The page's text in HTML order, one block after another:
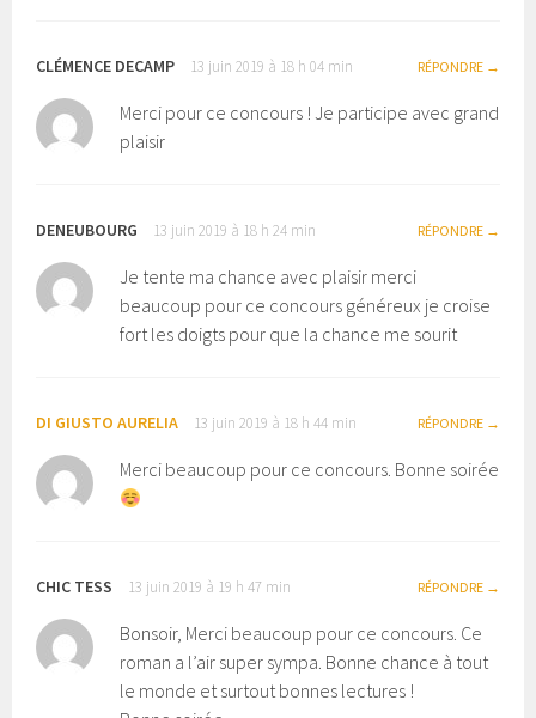
CLÉMENCE DECAMP 13 juin 2019 à 18 h 04 min RÉPONDRE
Merci pour ce concours ! Je participe avec grand
plaisir
DENEUBOURG 13 juin 2019 à 18 h 24 min RÉPONDRE
Je tente ma chance avec plaisir merci
beaucoup pour ce concours généreux je croise
fort les doigts pour que la chance me sourit
DI GIUSTO AURELIA 13 juin 2019 à 18 h 44 min RÉPONDRE
Merci beaucoup pour ce concours. Bonne soirée
CHIC TESS 13 juin 2019 à 19 h 47 min RÉPONDRE
Bonsoir, Merci beaucoup pour ce concours. Ce
roman a l’air super sympa. Bonne chance à tout
le monde et surtout bonnes lectures !